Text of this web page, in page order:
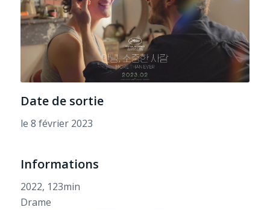
Date de sortie
le 8 février 2023
Informations
2022, 123min
Drame